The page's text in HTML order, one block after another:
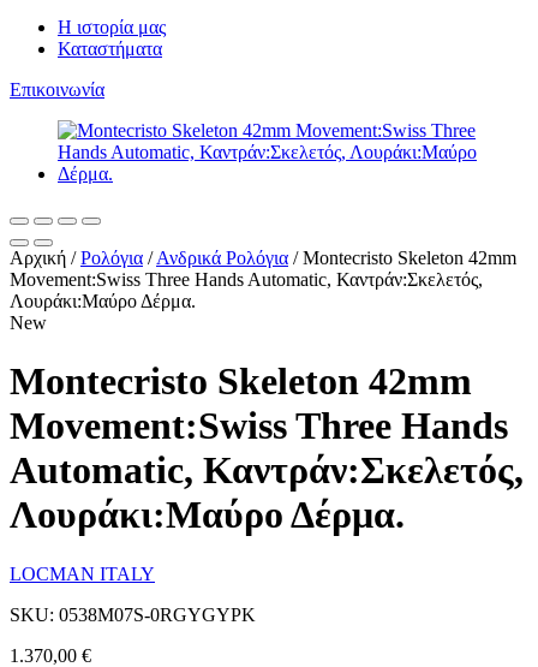
Η ιστορία μας
Καταστήματα
Επικοινωνία
Αρχική /Ρολόγια /Ανδρικά Ρολόγια /Montecristo Skeleton 42mm
Movement:Swiss Three Hands Automatic, Καντράν:Σκελετός,
Λουράκι:Μαύρο Δέρμα.
New
Montecristo Skeleton 42mm
Movement:Swiss Three Hands
Automatic, Καντράν:Σκελετός,
Λουράκι:Μαύρο Δέρμα.
LOCMAN ITALY
SKU: 0538M07S-0RGYGYPK
1.370,00 €